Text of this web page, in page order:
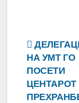
на
напис
НА УMТ ГО
ПОСЕТИ
ЦЕНТАРОТ